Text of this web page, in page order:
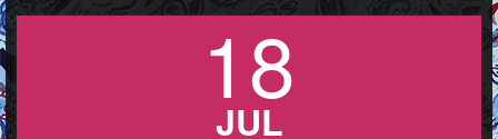
18
JUL